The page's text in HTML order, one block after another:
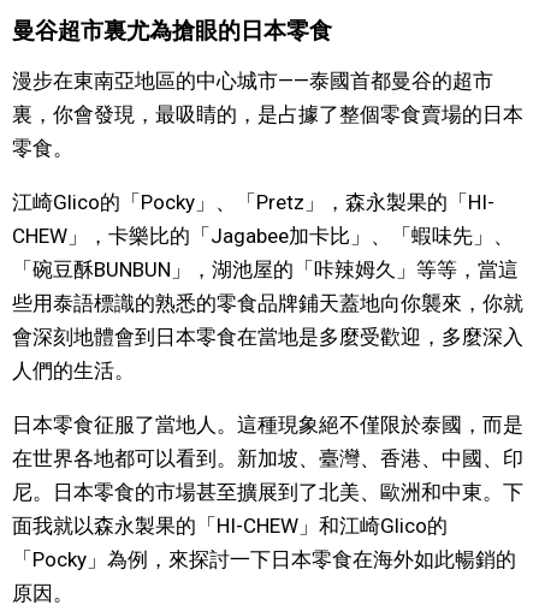
社會
財經
文化
科學技術
生活
運動
娛樂
教育
工作勞動
曼谷超市裏尤為搶眼的日本零食
漫步在東南亞地區的中心城市——泰國首都曼谷的超市
裏，你會發現，最吸睛的，是占據了整個零食賣場的日本
零食。
江崎Glico的「Pocky」、「Pretz」，森永製果的「HI-
CHEW」，卡樂比的「Jagabee加卡比」、「蝦味先」、
「碗豆酥BUNBUN」，湖池屋的「咔辣姆久」等等，當這
些用泰語標識的熟悉的零食品牌鋪天蓋地向你襲來，你就
會深刻地體會到日本零食在當地是多麼受歡迎，多麼深入
人們的生活。
日本零食征服了當地人。這種現象絕不僅限於泰國，而是
在世界各地都可以看到。新加坡、臺灣、香港、中國、印
尼。日本零食的市場甚至擴展到了北美、歐洲和中東。下
面我就以森永製果的「HI-CHEW」和江崎Glico的
「Pocky」為例，來探討一下日本零食在海外如此暢銷的
原因。